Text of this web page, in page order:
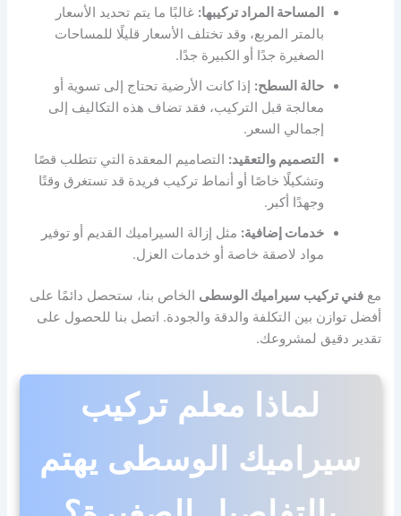
المساحة المراد تركيبها: غالبًا ما يتم تحديد الأسعار
بالمتر المربع، وقد تختلف الأسعار قليلًا للمساحات
الصغيرة جدًا أو الكبيرة جدًا.
حالة السطح: إذا كانت الأرضية تحتاج إلى تسوية أو
معالجة قبل التركيب، فقد تضاف هذه التكاليف إلى
إجمالي السعر.
التصميم والتعقيد: التصاميم المعقدة التي تتطلب قصًا
وتشكيلًا خاصًا أو أنماط تركيب فريدة قد تستغرق وقتًا
وجهدًا أكبر.
خدمات إضافية: مثل إزالة السيراميك القديم أو توفير
مواد لاصقة خاصة أو خدمات العزل.
معفني تركيب سيراميك الوسطى الخاص بنا، ستحصل دائمًا على
أفضل توازن بين التكلفة والدقة والجودة. اتصل بنا للحصول على
تقدير دقيق لمشروعك.
لماذا معلم تركيب
سيراميك الوسطى يهتم